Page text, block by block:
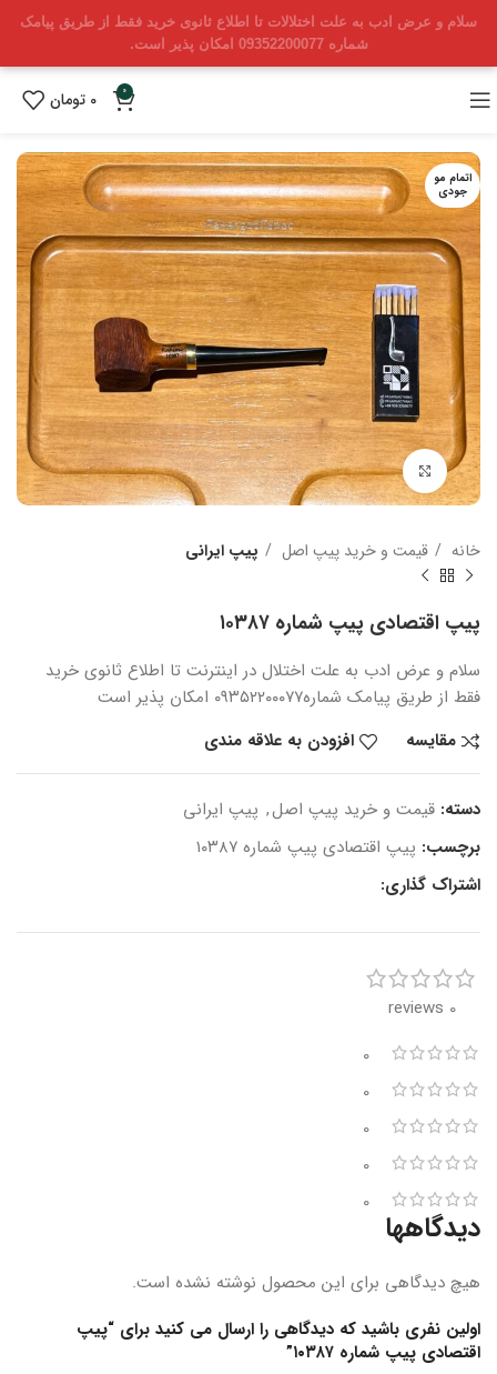
سلام و عرض ادب به علت اختلالات تا اطلاع ثانوی خرید فقط از طریق پیامک
شماره 09352200077 امکان پذیر است.
0
0 تومان
اتمام مو
جودی
بزرگنمایی تصویر
خانه قیمت و خرید پیپ اصل پیپ ایرانی
پیپ اقتصادی پیپ شماره ۱۰۳۸۷
سلام و عرض ادب به علت اختلال در اینترنت تا اطلاع ثانوی خرید
فقط از طریق پیامک شماره۰۹۳۵۲۲۰۰۰۷۷ امکان پذیر است
مقایسه
افزودن به علاقه مندی
دسته: قیمت و خرید پیپ اصل, پیپ ایرانی
برچسب: پیپ اقتصادی پیپ شماره ۱۰۳۸۷
اشتراک گذاری:
0 reviews
0
0
0
0
0
دیدگاهها
هیچ دیدگاهی برای این محصول نوشته نشده است.
اولین نفری باشید که دیدگاهی را ارسال می کنید برای “پیپ
اقتصادی پیپ شماره ۱۰۳۸۷”